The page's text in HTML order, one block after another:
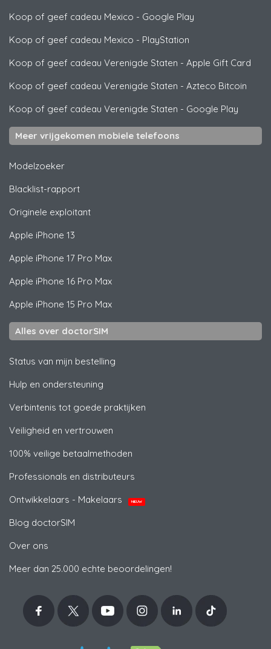
Koop of geef cadeau Mexico - Google Play
Koop of geef cadeau Mexico - PlayStation
Koop of geef cadeau Verenigde Staten - Apple Gift Card
Koop of geef cadeau Verenigde Staten - Azteco Bitcoin
Koop of geef cadeau Verenigde Staten - Google Play
Meer vrijgekomen mobiele telefoons
Modelzoeker
Blacklist-rapport
Originele exploitant
Apple iPhone 13
Apple iPhone 17 Pro Max
Apple iPhone 16 Pro Max
Apple iPhone 15 Pro Max
Alles over doctorSIM
Status van mijn bestelling
Hulp en ondersteuning
Verbintenis tot goede praktijken
Veiligheid en vertrouwen
100% veilige betaalmethoden
Professionals en distributeurs
Ontwikkelaars - Makelaars
NIEUW
Blog doctorSIM
Over ons
Meer dan 25.000 echte beoordelingen!